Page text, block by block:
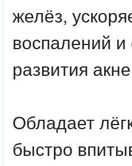
желёз,
воспалений и
развития
Обладает
быстро